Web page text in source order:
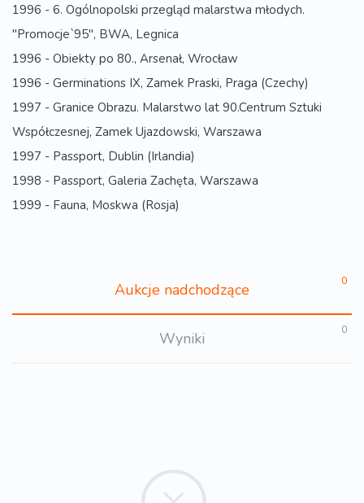
1996 - 6. Ogólnopolski przegląd malarstwa młodych.
"Promocje`95", BWA, Legnica
1996 - Obiekty po 80., Arsenał, Wrocław
1996 - Germinations IX, Zamek Praski, Praga (Czechy)
1997 - Granice Obrazu. Malarstwo lat 90.Centrum Sztuki
Współczesnej, Zamek Ujazdowski, Warszawa
1997 - Passport, Dublin (Irlandia)
1998 - Passport, Galeria Zachęta, Warszawa
1999 - Fauna, Moskwa (Rosja)
Aukcje nadchodzące 0
Wyniki 0